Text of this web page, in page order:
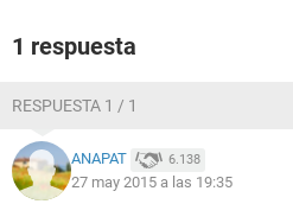
1 respuesta
RESPUESTA 1 / 1
ANAPAT 6.138
27 may 2015 a las 19:35